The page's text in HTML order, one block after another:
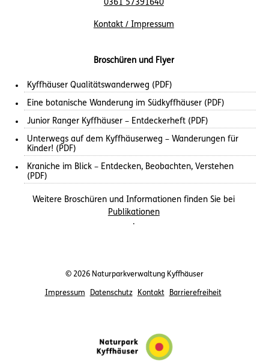
0361 57391640
Kontakt / Impressum
Broschüren und Flyer
Kyffhäuser Qualitätswanderweg (PDF)
Eine botanische Wanderung im Südkyffhäuser (PDF)
Junior Ranger Kyffhäuser – Entdeckerheft (PDF)
Unterwegs auf dem Kyffhäuserweg – Wanderungen für
Kinder! (PDF)
Kraniche im Blick – Entdecken, Beobachten, Verstehen
(PDF)
Weitere Broschüren und Informationen finden Sie bei
Publikationen
.
© 2026 Naturparkverwaltung Kyffhäuser
Impressum Datenschutz Kontakt Barrierefreiheit